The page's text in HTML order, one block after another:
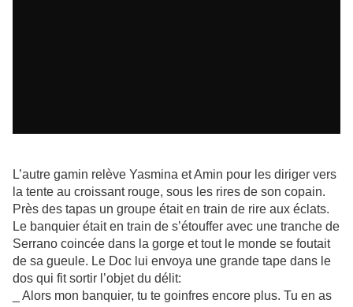
L’autre gamin relève Yasmina et Amin pour les diriger vers
la tente au croissant rouge, sous les rires de son copain.
Près des tapas un groupe était en train de rire aux éclats.
Le banquier était en train de s’étouffer avec une tranche de
Serrano coincée dans la gorge et tout le monde se foutait
de sa gueule. Le Doc lui envoya une grande tape dans le
dos qui fit sortir l’objet du délit:
_ Alors mon banquier, tu te goinfres encore plus. Tu en as